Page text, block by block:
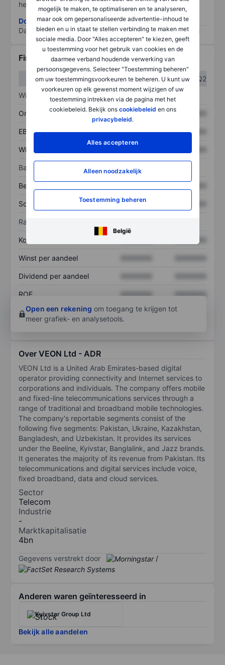
mogelijk te maken, te optimaliseren en te analyseren,
maar ook om gepersonaliseerde advertentie-inhoud te
bieden en u in staat te stellen verbinding te maken met
sociale media. Door "Alles accepteren" te kiezen, geeft
u toestemming voor het gebruik van cookies en de
daarmee verband houdende verwerking van
persoonsgegevens. Selecteer "Toestemming beheren"
om uw toestemmingsvoorkeuren te beheren. U kunt uw
voorkeuren op elk gewenst moment wijzigen of uw
toestemming intrekken via de pagina met het
cookiebeleid. Bekijk ons cookiebeleid en ons
privacybeleid.
Alles accepteren
Alleen noodzakelijk
Toestemming beheren
België
het grootste risico).
Download de ESG-risicomethodologie
Data provided by
/
Financiële gegevens
Q1
Q2
Winst/verlies
Omzet XXXXXXX XXXXXXX
EBITDA XXXXXXX XXXXXXX
Winst
Balans
Bezittingen
Schulden XXXXXXX
Ratio's
Koers/omzetratio
Winst per aandeel
Dividend per aandeel
ROE XXXXXXX
XXXXXXX
Open een rekening om toegang te krijgen tot
meer grafiek- en analysetools.
Over VEON Ltd - ADR
VEON Ltd is a United Arab Emirates-based digital
operator providing connectivity and Internet services to
corporations and individuals. The company offers mobile
and fixed-line telecommunications services through a
range of traditional and broadband mobile technologies.
The company's reportable segments consist of the
following five segments: Pakistan, Ukraine, Kazakhstan,
Bangladesh, and Uzbekistan. It provides its services
under the Beeline, Kyivstar, Banglalink, and Jazz brands.
It generates the majority of its revenue from Pakistan. Its
telecommunications and digital services include voice,
fixed broadband, data and cloud services.
Sector
Telecom
Industrie
-
Marktkapitalisatie
4bn
Gegevens verstrekt door /
Anderen waren geïnteresseerd in
Kyivstar Group Ltd
Bekijk alle aandelen